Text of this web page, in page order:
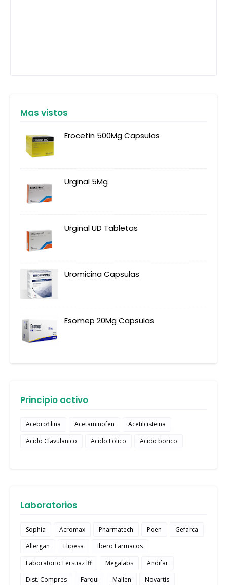
Mas vistos
Erocetin 500Mg Capsulas
Urginal 5Mg
Urginal UD Tabletas
Uromicina Capsulas
Esomep 20Mg Capsulas
Principio activo
Acebrofilina Acetaminofen
Acetilcisteina
Acido Clavulanico
Acido Folico Acido borico
Laboratorios
Sophia Acromax Pharmatech Poen
Gefarca
Allergan
Elipesa
Ibero Farmacos
Laboratorio Fersuaz lff
Megalabs
Andifar
Dist. Compres
Farqui Mallen
Novartis